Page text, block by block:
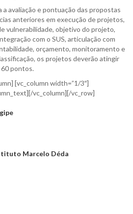
avaliação e pontuação das propostas
anteriores em execução de projetos,
vulnerabilidade, objetivo do projeto,
com o SUS, articulação com
orçamento, monitoramento e
os projetos deverão atingir
pontos.
[vc_column width=”1/3″]
vc_column][/vc_row]
Marcelo Déda